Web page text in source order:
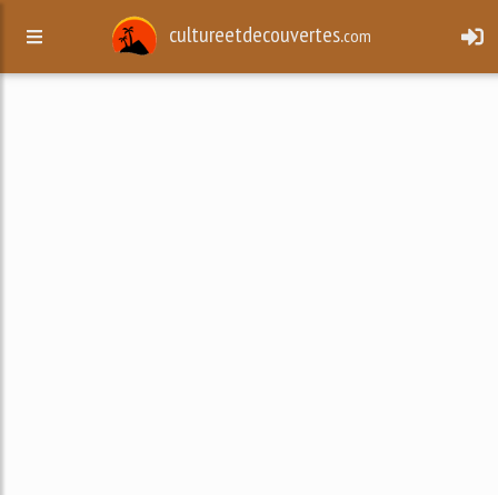
cultureetdecouvertes.com